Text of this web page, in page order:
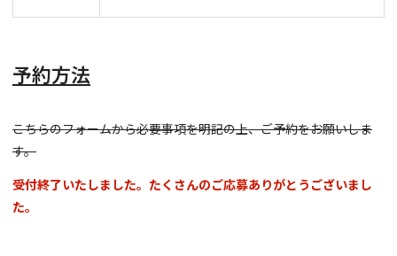
予約方法
こちらのフォームから必要事項を明記の上、ご予約をお願いしま
す。
受付終了いたしました。たくさんのご応募ありがとうございまし
た。